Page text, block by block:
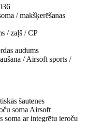
/ makšķerēšanas
/ zaļš / CP
audums
/ Airsoft sports /